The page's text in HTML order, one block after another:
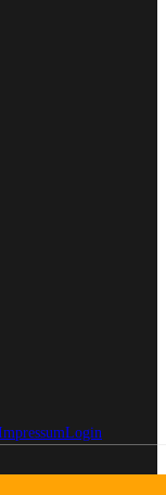
Login